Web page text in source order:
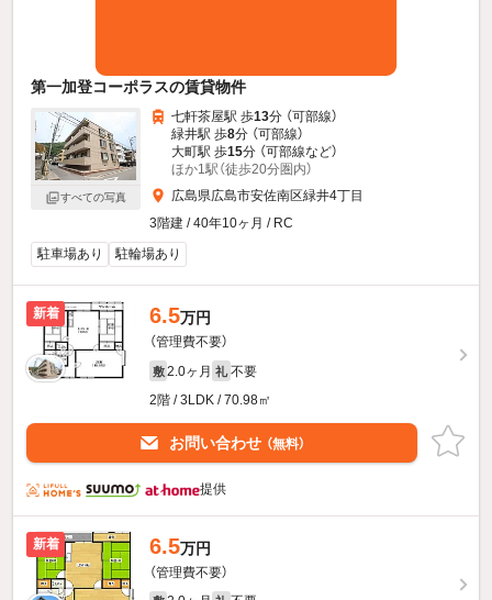
第一加登コーポラスの賃貸物件
すべての写真
七軒茶屋駅 歩13分 （可部線）
緑井駅 歩8分 （可部線）
大町駅 歩15分 （可部線など）
ほか1駅（徒歩20分圏内）
広島県広島市安佐南区緑井4丁目
3階建 / 40年10ヶ月 / RC
駐車場あり
駐輪場あり
新着 6.5万円
（管理費不要）
敷 2.0ヶ月 礼 不要
2階 / 3LDK / 70.98㎡
お問い合わせ （無料）
提供
新着 6.5万円
（管理費不要）